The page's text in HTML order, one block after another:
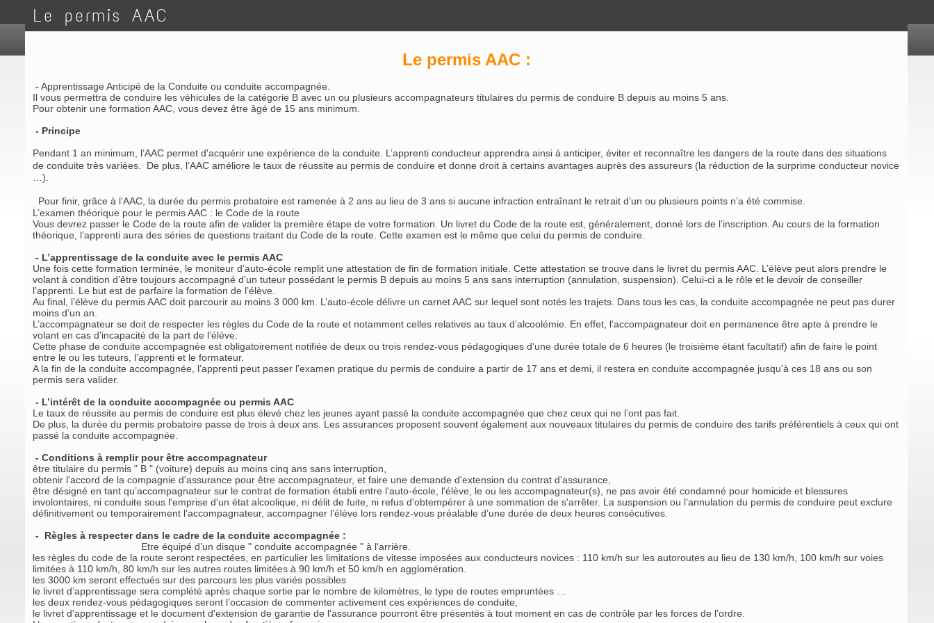
Le permis AAC
Le permis AAC :
- Apprentissage Anticipé de la Conduite ou conduite accompagnée.
Il vous permettra de conduire les véhicules de la catégorie B avec un ou plusieurs accompagnateurs titulaires du permis de conduire B depuis au moins 5 ans.
Pour obtenir une formation AAC, vous devez être âgé de 15 ans minimum.
- Principe
Pendant 1 an minimum, l’AAC permet d'acquérir une expérience de la conduite. L’apprenti conducteur apprendra ainsi à anticiper, éviter et reconnaître les dangers de la route dans des situations
de conduite très variées. De plus, l’AAC améliore le taux de réussite au permis de conduire et donne droit à certains avantages auprès des assureurs (la réduction de la surprime conducteur novice
…).
Pour finir, grâce à l’AAC, la durée du permis probatoire est ramenée à 2 ans au lieu de 3 ans si aucune infraction entraînant le retrait d’un ou plusieurs points n’a été commise.
L’examen théorique pour le permis AAC : le Code de la route
Vous devrez passer le Code de la route afin de valider la première étape de votre formation. Un livret du Code de la route est, généralement, donné lors de l’inscription. Au cours de la formation
théorique, l’apprenti aura des séries de questions traitant du Code de la route. Cette examen est le même que celui du permis de conduire.
- L’apprentissage de la conduite avec le permis AAC
Une fois cette formation terminée, le moniteur d’auto-école remplit une attestation de fin de formation initiale. Cette attestation se trouve dans le livret du permis AAC. L’élève peut alors prendre le
volant à condition d’être toujours accompagné d’un tuteur possédant le permis B depuis au moins 5 ans sans interruption (annulation, suspension). Celui-ci a le rôle et le devoir de conseiller
l’apprenti. Le but est de parfaire la formation de l’élève.
Au final, l’élève du permis AAC doit parcourir au moins 3 000 km. L’auto-école délivre un carnet AAC sur lequel sont notés les trajets. Dans tous les cas, la conduite accompagnée ne peut pas durer
moins d’un an.
L’accompagnateur se doit de respecter les règles du Code de la route et notamment celles relatives au taux d’alcoolémie. En effet, l’accompagnateur doit en permanence être apte à prendre le
volant en cas d’incapacité de la part de l’élève.
Cette phase de conduite accompagnée est obligatoirement notifiée de deux ou trois rendez-vous pédagogiques d’une durée totale de 6 heures (le troisième étant facultatif) afin de faire le point
entre le ou les tuteurs, l’apprenti et le formateur.
A la fin de la conduite accompagnée, l’apprenti peut passer l’examen pratique du permis de conduire a partir de 17 ans et demi, il restera en conduite accompagnée jusqu'à ces 18 ans ou son
permis sera valider.
- L’intérêt de la conduite accompagnée ou permis AAC
Le taux de réussite au permis de conduire est plus élevé chez les jeunes ayant passé la conduite accompagnée que chez ceux qui ne l’ont pas fait.
De plus, la durée du permis probatoire passe de trois à deux ans. Les assurances proposent souvent également aux nouveaux titulaires du permis de conduire des tarifs préférentiels à ceux qui ont
passé la conduite accompagnée.
- Conditions à remplir pour être accompagnateur
être titulaire du permis " B " (voiture) depuis au moins cinq ans sans interruption,
obtenir l'accord de la compagnie d'assurance pour être accompagnateur, et faire une demande d'extension du contrat d'assurance,
être désigné en tant qu’accompagnateur sur le contrat de formation établi entre l'auto-école, l'élève, le ou les accompagnateur(s), ne pas avoir été condamné pour homicide et blessures
involontaires, ni conduite sous l'emprise d'un état alcoolique, ni délit de fuite, ni refus d'obtempérer à une sommation de s'arrêter. La suspension ou l’annulation du permis de conduire peut exclure
définitivement ou temporairement l’accompagnateur, accompagner l’élève lors rendez-vous préalable d’une durée de deux heures consécutives.
- Règles à respecter dans le cadre de la conduite accompagnée :
Etre équipé d’un disque " conduite accompagnée " à l'arrière.
les règles du code de la route seront respectées, en particulier les limitations de vitesse imposées aux conducteurs novices : 110 km/h sur les autoroutes au lieu de 130 km/h, 100 km/h sur voies
limitées à 110 km/h, 80 km/h sur les autres routes limitées à 90 km/h et 50 km/h en agglomération.
les 3000 km seront effectués sur des parcours les plus variés possibles
le livret d’apprentissage sera complété après chaque sortie par le nombre de kilomètres, le type de routes empruntées …
les deux rendez-vous pédagogiques seront l’occasion de commenter activement ces expériences de conduite,
le livret d'apprentissage et le document d'extension de garantie de l'assurance pourront être présentés à tout moment en cas de contrôle par les forces de l'ordre.